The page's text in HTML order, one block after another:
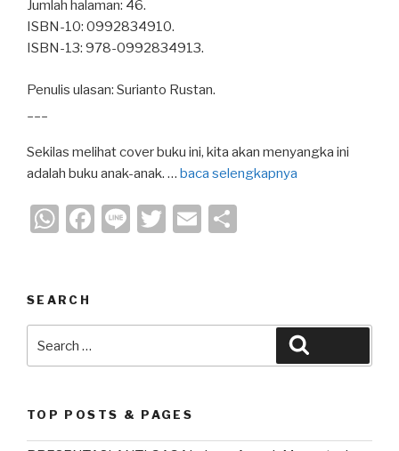
Jumlah halaman: 46.
ISBN-10: 0992834910.
ISBN-13: 978-0992834913.
Penulis ulasan: Surianto Rustan.
Sekilas melihat cover buku ini, kita akan menyangka ini
adalah buku anak-anak. … baca selengkapnya
W
s
A
p
F
b
o
k
Li T
E
SEARCH
TOP POSTS & PAGES